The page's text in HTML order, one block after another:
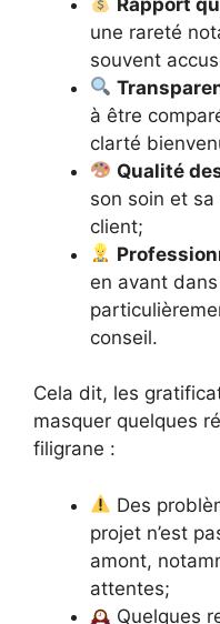
une rareté
souvent
à être
clarté
Qualité
son soin et
client;
en avant
conseil.
Cela dit, les
masquer quelques
filigrane :
Des
projet n’est
amont,
attentes;
Quelques